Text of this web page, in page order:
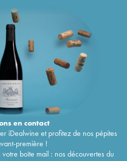
encontact
iDealwine et profitez de nos pépites
première !
boîte mail : nos découvertes du